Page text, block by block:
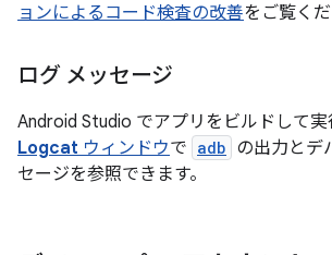
ョンによるコード検査の改善をご覧くだ
ログ メッセージ
Android Studio でアプリをビルドして実
Logcat ウィンドウで adb の出力とデ
セージを参照できます。